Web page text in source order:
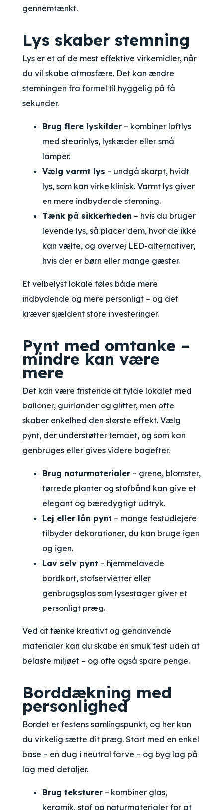
gennemtænkt.
Lys skaber stemning
Lys er et af de mest effektive virkemidler, når
du vil skabe atmosfære. Det kan ændre
stemningen fra formel til hyggelig på få
sekunder.
Brug flere lyskilder – kombiner loftlys
med stearinlys, lyskæder eller små
lamper.
Vælg varmt lys – undgå skarpt, hvidt
lys, som kan virke klinisk. Varmt lys giver
en mere indbydende stemning.
Tænk på sikkerheden – hvis du bruger
levende lys, så placer dem, hvor de ikke
kan vælte, og overvej LED-alternativer,
hvis der er børn eller mange gæster.
Et velbelyst lokale føles både mere
indbydende og mere personligt – og det
kræver sjældent store investeringer.
Pynt med omtanke –
mindre kan være
mere
Det kan være fristende at fylde lokalet med
balloner, guirlander og glitter, men ofte
skaber enkelhed den største effekt. Vælg
pynt, der understøtter temaet, og som kan
genbruges eller gives videre bagefter.
Brug naturmaterialer – grene, blomster,
tørrede planter og stofbånd kan give et
elegant og bæredygtigt udtryk.
Lej eller lån pynt – mange festudlejere
tilbyder dekorationer, du kan bruge igen
og igen.
Lav selv pynt – hjemmelavede
bordkort, stofservietter eller
genbrugsglas som lysestager giver et
personligt præg.
Ved at tænke kreativt og genanvende
materialer kan du skabe en smuk fest uden at
belaste miljøet – og ofte også spare penge.
Borddækning med
personlighed
Bordet er festens samlingspunkt, og her kan
du virkelig sætte dit præg. Start med en enkel
base – en dug i neutral farve – og byg lag på
lag med detaljer.
Brug teksturer – kombiner glas,
keramik, stof og naturmaterialer for at